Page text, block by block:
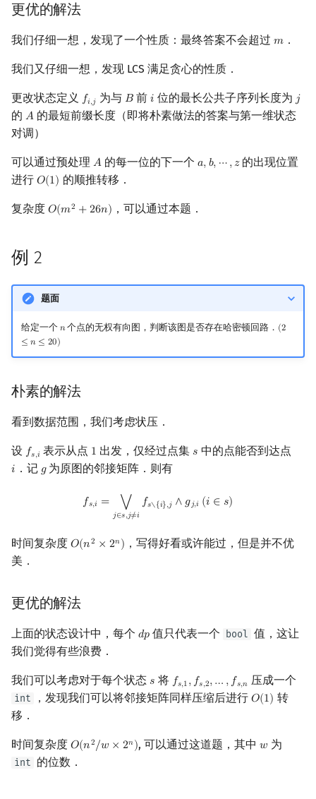
回文树
序列自动机
Lyndon 分解
阶 & 原根
高次剩余 & 单位根
Powerful Number 筛
Min_25 筛
洲阁筛
Stern–Brocot 树与 Farey
概率论
博弈论
序理论
拟阵
可持久化数据结构
树套树
动态树
PQ 树
霍夫曼树
欧拉图
哈密顿图
平面图
图的着色
图的匹配
Prüfer 序列
矩阵树定理
LGV 引理
最大团搜索算法
支配树
图上随机游走
Kahan 求和
珂朵莉树/颜色段均摊
更优的解法
我们仔细一想，发现了一个性质：最终答案不会超过 𝑚
m ．
我们又仔细一想，发现 LCS 满足贪心的性质．
更改状态定义 𝑓𝑖,𝑗
f,j 为与 𝐵
B前 𝑖
i 位的最长公共子序列长度为 𝑗
j
的 𝐴
A 的最短前缀长度（即将朴素做法的答案与第一维状态
对调）
可以通过预处理 𝐴
A 的每一位的下一个 𝑎,𝑏, ⋯,𝑧
a, b, ⋯ ,z 的出现位置
进行 𝑂(1)
O(1) 的顺推转移．
复杂度 𝑂(𝑚2 +26𝑛)
O(m2 +26n) ，可以通过本题．
例 2
题面
给定一个 𝑛
n个点的无权有向图，判断该图是否存在哈密顿回路． (2
≤ 𝑛 ≤ 20)
(2≤
朴素的解法
看到数据范围，我们考虑状压．
设 𝑓𝑠,𝑖
fs,i 表示从点 1
1 出发，仅经过点集 𝑠
s 中的点能否到达点
𝑖
i ．记 𝑔
g为原图的邻接矩阵．则有
𝑓𝑠,𝑖 = ⋁
𝑗∈𝑠,𝑗≠𝑖
𝑓𝑠∖{𝑖},𝑗 ∧𝑔𝑗,𝑖 (𝑖 ∈ 𝑠)
f , =⋁ ∈s ≠i ∖ i} ,j ∧g , i(i ∈ s)
时间复杂度 𝑂(𝑛2 × 2𝑛)
O(n2× 2 n)
，写得好看或许能过，但是并不优
美．
更优的解法
上面的状态设计中，每个 𝑑𝑝
dp 值只代表一个 bool 值，这让
我们觉得有些浪费．
我们可以考虑对于每个状态 𝑠
s 将 𝑓𝑠,1,𝑓𝑠,2,… ,𝑓𝑠,𝑛
fs,1,f s,2,…,f s ,n 压成一个
int ，发现我们可以将邻接矩阵同样压缩后进行 𝑂(1)
O(1) 转
移．
时间复杂度 𝑂(𝑛2/𝑤 × 2𝑛)
O(n2/w× 2 n) , 可以通过这道题，其中𝑤
w 为
int 的位数．